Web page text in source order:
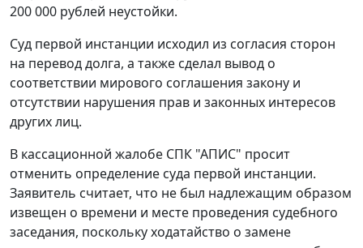
200 000 рублей неустойки.
Суд первой инстанции исходил из согласия сторон
на перевод долга, а также сделал вывод о
соответствии мирового соглашения закону и
отсутствии нарушения прав и законных интересов
других лиц.
В кассационной жалобе СПК "АПИС" просит
отменить определение суда первой инстанции.
Заявитель считает, что не был надлежащим образом
извещен о времени и месте проведения судебного
заседания, поскольку ходатайство о замене